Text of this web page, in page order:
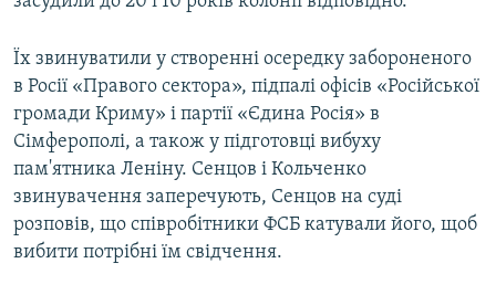
Їх звинуватили у створенні осередку забороненого
в Росії «Правого сектора», підпалі офісів «Російської
громади Криму» і партії «Єдина Росія» в
Сімферополі, а також у підготовці вибуху
пам'ятника Леніну. Сенцов і Кольченко
звинувачення заперечують, Сенцов на суді
розповів, що співробітники ФСБ катували його, щоб
вибити потрібні їм свідчення.